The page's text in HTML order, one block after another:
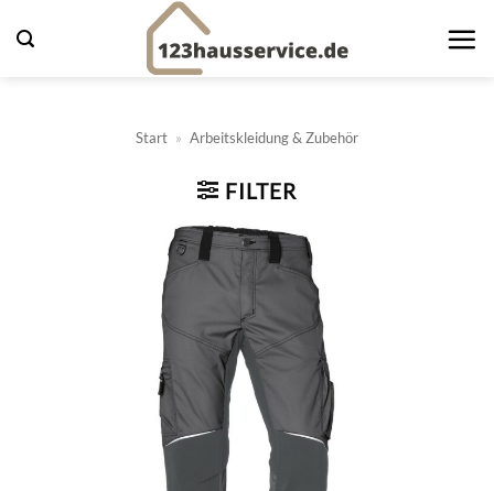
Inhalt
Start » Arbeitskleidung & Zubehör
FILTER